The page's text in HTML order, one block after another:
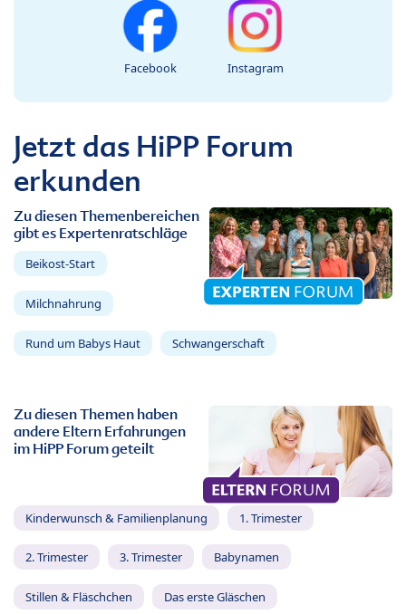
Facebook Instagram
Jetzt das HiPP Forum
erkunden
Zu diesen Themenbereichen
gibt es Expertenratschläge
Beikost-Start
Milchnahrung
Rund um Babys Haut Schwangerschaft
Zu diesen Themen haben
andere Eltern Erfahrungen
im HiPP Forum geteilt
Kinderwunsch & Familienplanung 1. Trimester
2. Trimester 3. Trimester Babynamen
Stillen & Fläschchen Das erste Gläschen